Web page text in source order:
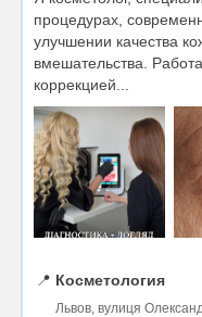
процедурах,
улучшении качества
вмешательства.
коррекцией...
📍 Косметология
Львов, вулиця